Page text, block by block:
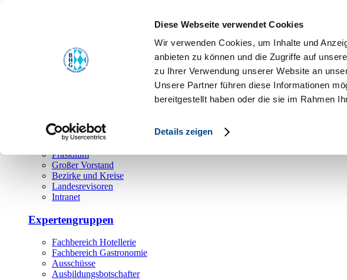
Diese Webseite verwendet Cookies
Wir verwenden Cookies, um Inhalte und
anbieten zu können und die Zugriffe auf
zu Ihrer Verwendung unserer Website an
Unsere Partner führen diese Informationen
bereitgestellt haben oder die sie im Rahmen
Details zeigen
Hauptamt
Bezirks- und Regionalgeschäftsstellen
Ehrenamt
Präsidium
Großer Vorstand
Bezirke und Kreise
Landesrevisoren
Intranet
Expertengruppen
Fachbereich Hotellerie
Fachbereich Gastronomie
Ausschüsse
Ausbildungsbotschafter